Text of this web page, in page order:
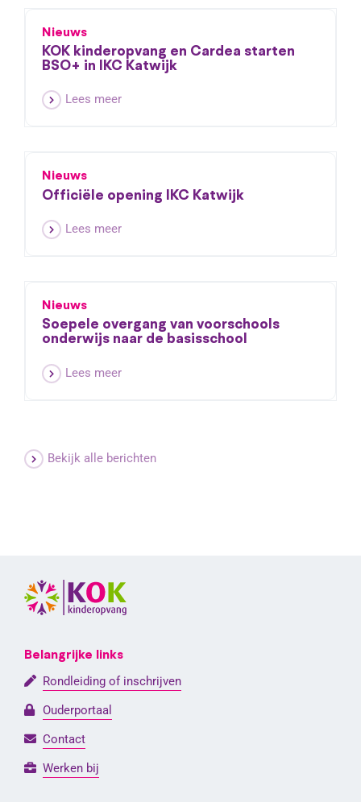
Nieuws
KOK kinderopvang en Cardea starten
BSO+ in IKC Katwijk
Lees meer
Nieuws
Officiële opening IKC Katwijk
Lees meer
Nieuws
Soepele overgang van voorschools
onderwijs naar de basisschool
Lees meer
Bekijk alle berichten
Belangrijke links
Rondleiding of inschrijven
Ouderportaal
Contact
Werken bij